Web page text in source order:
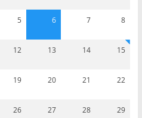
5 6 7 8
12 13 14 15
19 20 21 22
26 27 28 29